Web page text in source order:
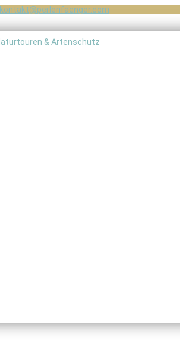
kontakt@perlenfaenger.com